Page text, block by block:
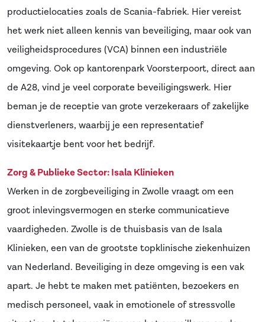
productielocaties zoals de Scania-fabriek. Hier vereist
het werk niet alleen kennis van beveiliging, maar ook van
veiligheidsprocedures (VCA) binnen een industriële
omgeving. Ook op kantorenpark Voorsterpoort, direct aan
de A28, vind je veel corporate beveiligingswerk. Hier
beman je de receptie van grote verzekeraars of zakelijke
dienstverleners, waarbij je een representatief
visitekaartje bent voor het bedrijf.
Zorg & Publieke Sector: Isala Klinieken
Werken in de zorgbeveiliging in Zwolle vraagt om een
groot inlevingsvermogen en sterke communicatieve
vaardigheden. Zwolle is de thuisbasis van de Isala
Klinieken, een van de grootste topklinische ziekenhuizen
van Nederland. Beveiliging in deze omgeving is een vak
apart. Je hebt te maken met patiënten, bezoekers en
medisch personeel, vaak in emotionele of stressvolle